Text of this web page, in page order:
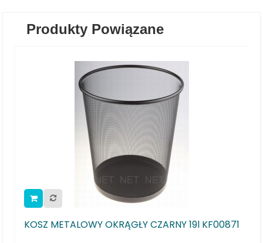
Produkty Powiązane
OKRĄGŁY CZARNY 19l KF00871 Kosz Biurowy